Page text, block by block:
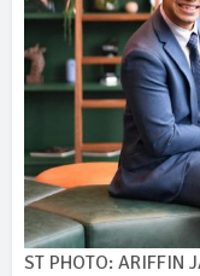
ST PHOTO: ARIFFIN